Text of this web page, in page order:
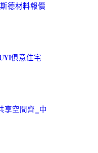
德材料報價
俱意住宅
享空間齊_中